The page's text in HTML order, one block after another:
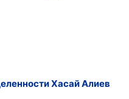
Хасай Алиев